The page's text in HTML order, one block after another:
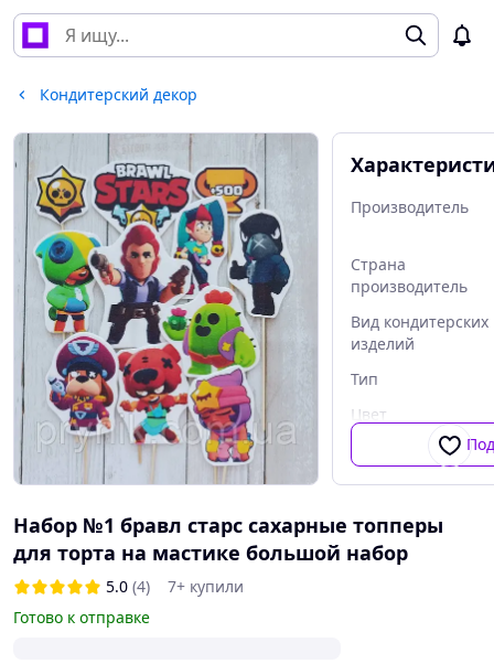
Кондитерский декор
Производитель
Страна
производитель
Вид кондитерских
изделий
Тип
Цвет
Набор №1 бравл старс сахарные топперы
для торта на мастике большой набор
5.0 (4)
7+ купили
Готово к отправке